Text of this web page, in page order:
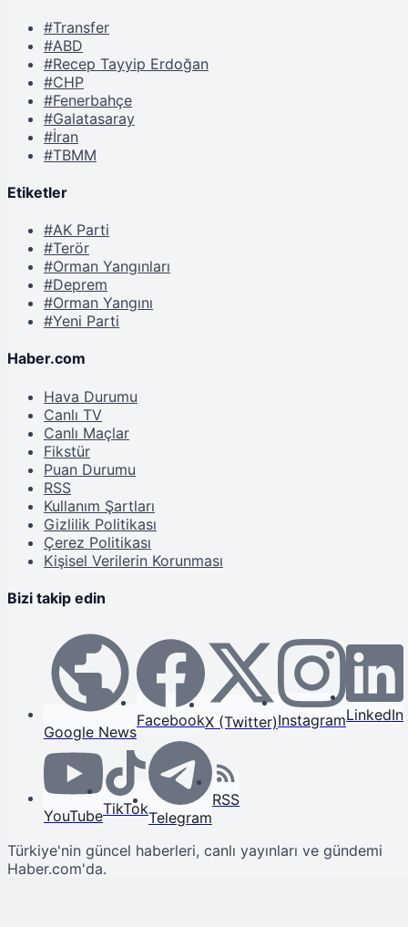
#Transfer
#ABD
#Recep Tayyip Erdoğan
#CHP
#Fenerbahçe
#Galatasaray
#İran
#TBMM
Etiketler
#AK Parti
#Terör
#Orman Yangınları
#Deprem
#Orman Yangını
#Yeni Parti
Haber.com
Hava Durumu
Canlı TV
Canlı Maçlar
Fikstür
Puan Durumu
RSS
Kullanım Şartları
Gizlilik Politikası
Çerez Politikası
Kişisel Verilerin Korunması
Bizi takip edin
Google News
FacebookX (Twitter)InstagramLinkedIn
YouTubeTikTokTelegram
RSS
Türkiye'nin güncel haberleri, canlı yayınları ve gündemi
Haber.com'da.